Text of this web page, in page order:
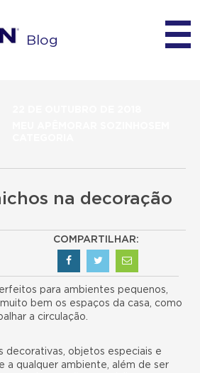
Blog
na decoração
COMPARTILHAR:
para ambientes pequenos,
bem os espaços da casa, como
a circulação.
decorativas, objetos especiais e
a qualquer ambiente, além de ser